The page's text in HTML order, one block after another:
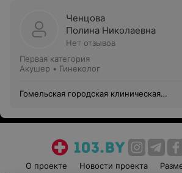
Ченцова
Полина Николаевна
Нет отзывов
Первая категория
Акушер • Гинеколог
Гомельская городская клиническая
О проекте Новости проекта